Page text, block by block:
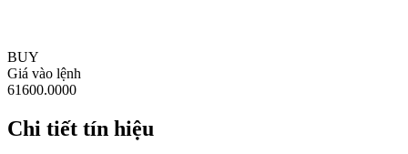
BUY
Giá vào lệnh
61600.0000
Chi tiết tín hiệu